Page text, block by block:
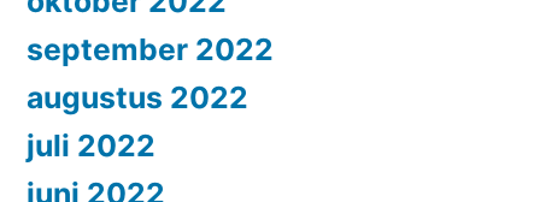
september 2022
augustus 2022
juli 2022
juni 2022